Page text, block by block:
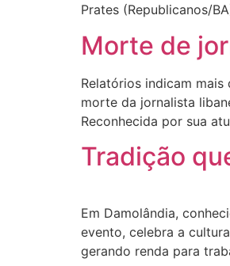
Prates (Republicanos/
Morte de
Relatórios indicam
morte da jornalista
Reconhecida por sua
Tradição
Em Damolândia,
evento, celebra a
gerando renda para